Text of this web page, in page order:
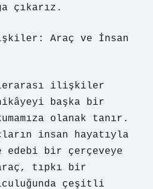
çıkarız.
Araç ve İnsan
ilişkiler
başka bir
olanak tanır.
insan hayatıyla
bir çerçeveye
tıpkı bir
çeşitli